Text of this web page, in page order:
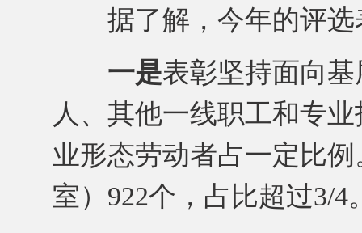
据了解，今年的评选
一是表彰坚持面向
人、其他一线职工和专
业形态劳动者占一定比
室）922个，占比超过3/4